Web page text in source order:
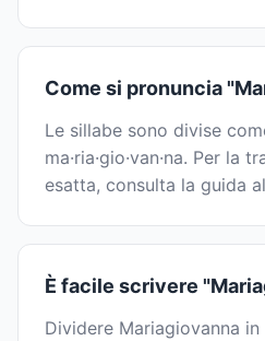
Come si pronuncia
Le sillabe sono divise
ma·ria·gio·van·na. Per la
esatta, consulta la guida
È facile scrivere
Dividere Mariagiovanna